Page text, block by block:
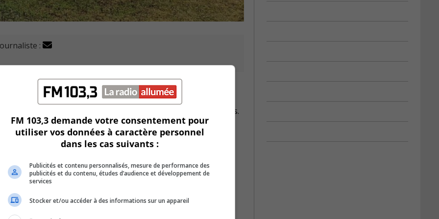
:
à venir avec le terrain de l’ancienne briqueterie vont
d’années 2020.
participation publique et elle s’échelonnera sur plusieurs mois.
publique, le 28 janvier 2020.
population, de faire ensemble une réflexion collective sur
poser les balises et diverses étapes du processus de
pour en faire un succès.
FM 103,3 demande votre consentement pour
utiliser vos données à caractère personnel
dans les cas suivants :
Publicités et contenu personnalisés, mesure de performance des
publicités et du contenu, études d’audience et développement de
services
Stocker et/ou accéder à des informations sur un appareil